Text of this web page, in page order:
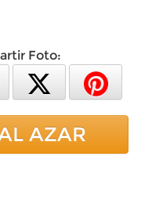
Foto:
AZAR